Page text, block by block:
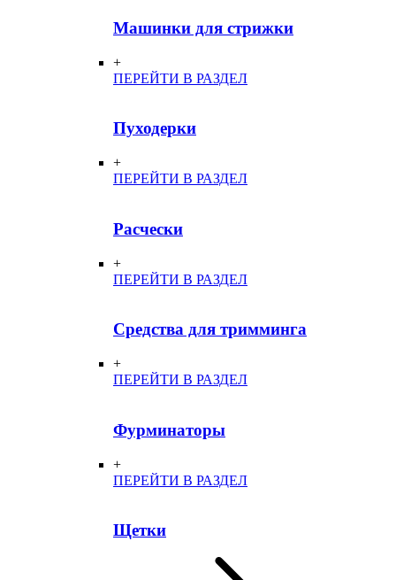
Машинки для стрижки
+
ПЕРЕЙТИ В РАЗДЕЛ
Пуходерки
+
ПЕРЕЙТИ В РАЗДЕЛ
Расчески
+
ПЕРЕЙТИ В РАЗДЕЛ
Средства для тримминга
+
ПЕРЕЙТИ В РАЗДЕЛ
Фурминаторы
+
ПЕРЕЙТИ В РАЗДЕЛ
Щетки